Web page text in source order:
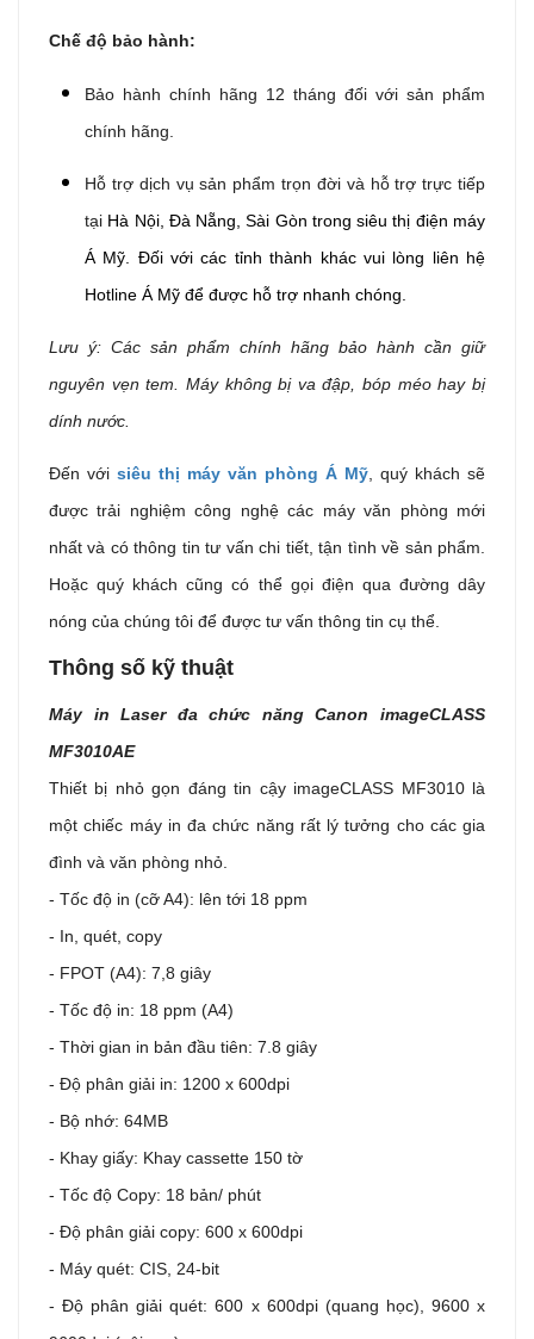
Chế độ bảo hành:
Bảo hành chính hãng 12 tháng đối với sản phẩm
chính hãng.
Hỗ trợ dịch vụ sản phẩm trọn đời và hỗ trợ trực tiếp
tại Hà Nội, Đà Nẵng, Sài Gòn trong siêu thị điện máy
Á Mỹ. Đối với các tỉnh thành khác vui lòng liên hệ
Hotline Á Mỹ để được hỗ trợ nhanh chóng.
Lưu ý: Các sản phẩm chính hãng bảo hành cần giữ
nguyên vẹn tem. Máy không bị va đập, bóp méo hay bị
dính nước.
Đến với siêu thị máy văn phòng Á Mỹ, quý khách sẽ
được trải nghiệm công nghệ các máy văn phòng mới
nhất và có thông tin tư vấn chi tiết, tận tình về sản phẩm.
Hoặc quý khách cũng có thể gọi điện qua đường dây
nóng của chúng tôi để được tư vấn thông tin cụ thể.
Thông số kỹ thuật
Máy in Laser đa chức năng Canon imageCLASS
MF3010AE
Thiết bị nhỏ gọn đáng tin cậy imageCLASS MF3010 là
một chiếc máy in đa chức năng rất lý tưởng cho các gia
đình và văn phòng nhỏ.
- Tốc độ in (cỡ A4): lên tới 18 ppm
- In, quét, copy
- FPOT (A4): 7,8 giây
- Tốc độ in: 18 ppm (A4)
- Thời gian in bản đầu tiên: 7.8 giây
- Độ phân giải in: 1200 x 600dpi
- Bộ nhớ: 64MB
- Khay giấy: Khay cassette 150 tờ
- Tốc độ Copy: 18 bản/ phút
- Độ phân giải copy: 600 x 600dpi
- Máy quét: CIS, 24-bit
- Độ phân giải quét: 600 x 600dpi (quang học), 9600 x